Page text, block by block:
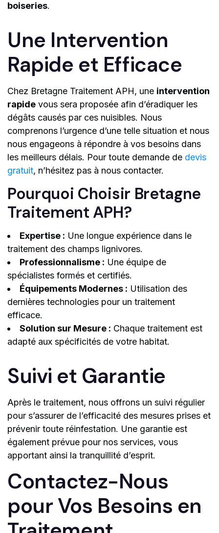
boiseries.
Une Intervention
Rapide et Efficace
Chez Bretagne Traitement APH, une intervention
rapide vous sera proposée afin d’éradiquer les
dégâts causés par ces nuisibles. Nous
comprenons l’urgence d’une telle situation et nous
nous engageons à répondre à vos besoins dans
les meilleurs délais. Pour toute demande de devis
gratuit, n’hésitez pas à nous contacter.
Pourquoi Choisir Bretagne
Traitement APH?
Expertise : Une longue expérience dans le
traitement des champs lignivores.
Professionnalisme : Une équipe de
spécialistes formés et certifiés.
Équipements Modernes : Utilisation des
dernières technologies pour un traitement
efficace.
Solution sur Mesure : Chaque traitement est
adapté aux spécificités de votre habitat.
Suivi et Garantie
Après le traitement, nous offrons un suivi régulier
pour s’assurer de l’efficacité des mesures prises et
prévenir toute réinfestation. Une garantie est
également prévue pour nos services, vous
apportant ainsi la tranquillité d’esprit.
Contactez-Nous
pour Vos Besoins en